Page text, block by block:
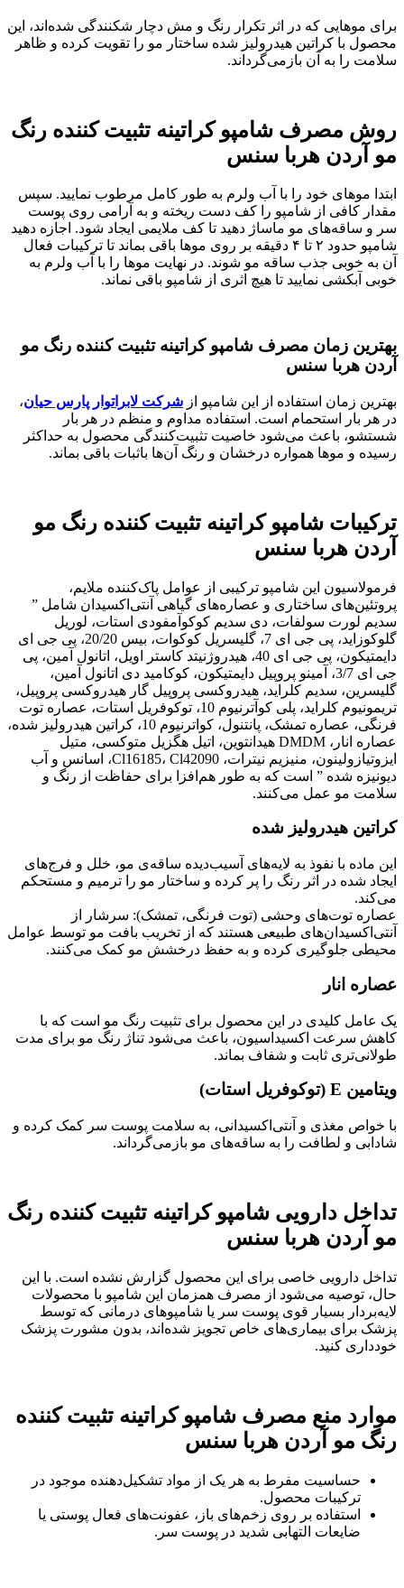
برای موهایی که در اثر تکرار رنگ و مش دچار شکنندگی شده‌اند، این
محصول با کراتین هیدرولیز شده ساختار مو را تقویت کرده و ظاهر
سلامت را به آن بازمی‌گرداند.
روش مصرف شامپو کراتینه تثبیت کننده رنگ
مو آردن هربا سنس
ابتدا موهای خود را با آب ولرم به طور کامل مرطوب نمایید. سپس
مقدار کافی از شامپو را کف دست ریخته و به آرامی روی پوست
سر و ساقه‌های مو ماساژ دهید تا کف ملایمی ایجاد شود. اجازه دهید
شامپو حدود ۲ تا ۴ دقیقه بر روی موها باقی بماند تا ترکیبات فعال
آن به خوبی جذب ساقه مو شوند. در نهایت موها را با آب ولرم به
خوبی آبکشی نمایید تا هیچ اثری از شامپو باقی نماند.
بهترین زمان مصرف شامپو کراتینه تثبیت کننده رنگ مو
آردن هربا سنس
بهترین زمان استفاده از این شامپو از شرکت لابراتوار پارس حیان،
در هر بار استحمام است. استفاده مداوم و منظم در هر بار
شستشو، باعث می‌شود خاصیت تثبیت‌کنندگی محصول به حداکثر
رسیده و موها همواره درخشان و رنگ آن‌ها باثبات باقی بماند.
ترکیبات شامپو کراتینه تثبیت کننده رنگ مو
آردن هربا سنس
فرمولاسیون این شامپو ترکیبی از عوامل پاک‌کننده ملایم،
پروتئین‌های ساختاری و عصاره‌های گیاهی آنتی‌اکسیدان شامل ”
سدیم لورت سولفات، دی سدیم کوکوآمفودی استات، لوریل
گلوکوزاید، پی جی ای 7، گلیسریل کوکوات، بیس 20/20، پی جی ای
دایمتیکون، پی جی ای 40، هیدروژنیتد کاستر اویل، اتانول آمین، پی
جی ای 3/7، آمینو پروپیل دایمتیکون، کوکامید دی اتانول آمین،
گلیسرین، سدیم کلراید، هیدروکسی پروپیل گار هیدروکسی پروپیل،
تریمونیوم کلراید، پلی کوآترنیوم 10، توکوفریل استات، عصاره توت
فرنگی، عصاره تمشک، پانتنول، کواترنیوم 10، کراتین هیدرولیز شده،
عصاره انار، DMDM هیدانتوین، اتیل هگزیل متوکسی، متیل
ایزوتیازولینون، منیزیم نیترات، Cl16185، Cl42090، اسانس و آب
دیونیزه شده ” است که به طور هم‌افزا برای حفاظت از رنگ و
سلامت مو عمل می‌کنند.
کراتین هیدرولیز شده
این ماده با نفوذ به لایه‌های آسیب‌دیده ساقه‌ی مو، خلل و فرج‌های
ایجاد شده در اثر رنگ را پر کرده و ساختار مو را ترمیم و مستحکم
می‌کند.
عصاره توت‌های وحشی (توت فرنگی، تمشک): سرشار از
آنتی‌اکسیدان‌های طبیعی هستند که از تخریب بافت مو توسط عوامل
محیطی جلوگیری کرده و به حفظ درخشش مو کمک می‌کنند.
عصاره انار
یک عامل کلیدی در این محصول برای تثبیت رنگ مو است که با
کاهش سرعت اکسیداسیون، باعث می‌شود تناژ رنگ مو برای مدت
طولانی‌تری ثابت و شفاف بماند.
ویتامین E (توکوفریل استات)
با خواص مغذی و آنتی‌اکسیدانی، به سلامت پوست سر کمک کرده و
شادابی و لطافت را به ساقه‌های مو بازمی‌گرداند.
تداخل دارویی شامپو کراتینه تثبیت کننده رنگ
مو آردن هربا سنس
تداخل دارویی خاصی برای این محصول گزارش نشده است. با این
حال، توصیه می‌شود از مصرف همزمان این شامپو با محصولات
لایه‌بردار بسیار قوی پوست سر یا شامپوهای درمانی که توسط
پزشک برای بیماری‌های خاص تجویز شده‌اند، بدون مشورت پزشک
خودداری کنید.
موارد منع مصرف شامپو کراتینه تثبیت کننده
رنگ مو آردن هربا سنس
حساسیت مفرط به هر یک از مواد تشکیل‌دهنده موجود در
ترکیبات محصول.
استفاده بر روی زخم‌های باز، عفونت‌های فعال پوستی یا
ضایعات التهابی شدید در پوست سر.